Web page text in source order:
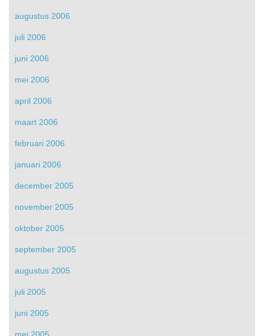
augustus 2006
juli 2006
juni 2006
mei 2006
april 2006
maart 2006
februari 2006
januari 2006
december 2005
november 2005
oktober 2005
september 2005
augustus 2005
juli 2005
juni 2005